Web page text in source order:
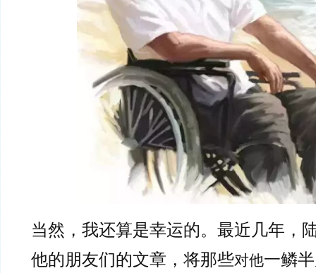
当然，我还算是幸运的。最近几年，
他的朋友们的文章，将那些对他一鳞